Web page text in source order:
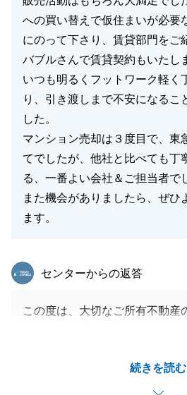
への買い替えで仮住まいが必要
にのって下さり、賃貸部門をご
バブルさんで賃貸契約もいたし
いつも明るくフットワーク軽く
り、引き渡しまで不安になるこ
した。
マンション売却は３度目で、東
てでしたが、他社と比べても丁
る、一番よい会社＆ご担当者で
また機会がありましたら、ぜひ
ます。
続きを読む
東急リバブル
センターからの返答
この度は、大切なご所有不動産
しまでの期間を含めると長い間